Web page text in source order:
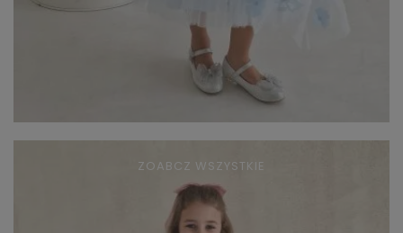
ZOABCZ WSZYSTKIE